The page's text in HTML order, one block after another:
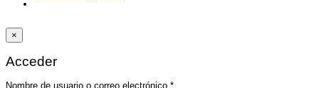
×
Acceder
Nombre de usuario o correo electrónico *Obligatorio